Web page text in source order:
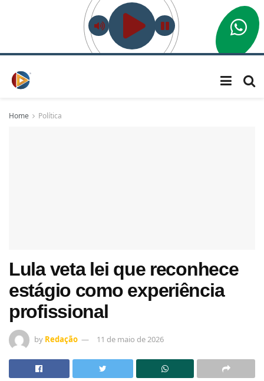
Home Política
Lula veta lei que reconhece
estágio como experiência
profissional
by Redação 11 de maio de 2026